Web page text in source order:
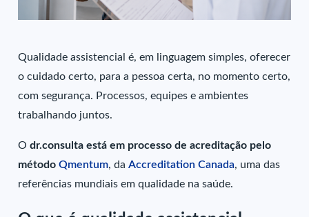
Qualidade assistencial é, em linguagem simples, oferecer
o cuidado certo, para a pessoa certa, no momento certo,
com segurança. Processos, equipes e ambientes
trabalhando juntos.
Odr.consulta está em processo de acreditação pelo
métodoQmentum, daAccreditation Canada, uma das
referências mundiais em qualidade na saúde.